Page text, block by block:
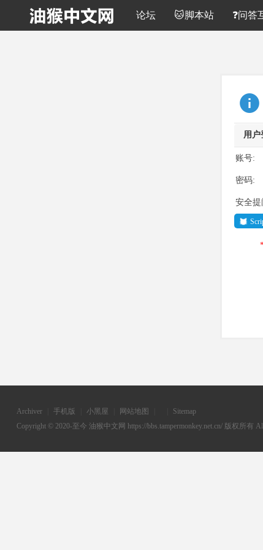
论坛 🐱脚本站 ❓问答
用户
账号:
密码:
安全提
Archiver 手机版 小黑屋 网站地图
Sitemap
Copyright © 2020-至今 油猴中文网 https://bbs.tampermonkey.net.cn/ 版权所有